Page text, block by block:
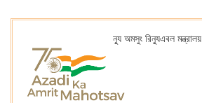
ন্যু অমসুং রিন্যুএবল মন্ত্রালয়